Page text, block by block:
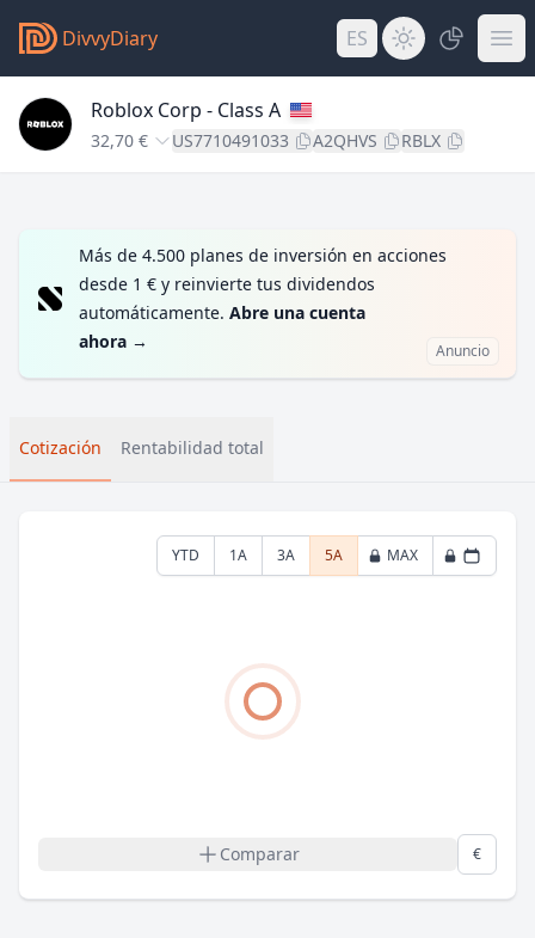
DivvyDiary ES
Roblox Corp - Class A
32,70 € US7710491033 A2QHVS RBLX
Más de 4.500 planes de inversión en acciones
desde 1 € y reinvierte tus dividendos
automáticamente. Abre una cuenta
ahora → Anuncio
Cotización Rentabilidad total
YTD 1A 3A 5A MAX
Comparar €